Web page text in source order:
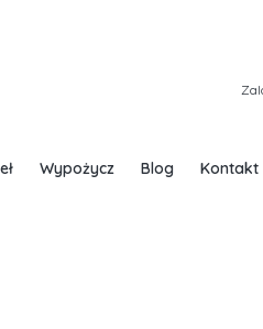
Wypożycz Blog Kontakt